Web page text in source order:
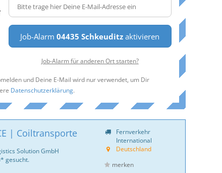
Job-Alarm04435 Schkeuditz aktivieren
Job-Alarm für anderen Ort starten?
und Deine E-Mail wird nur verwendet, um Dir
Datenschutzerklärung.
| Coiltransporte
Solution GmbH
gesucht.
Fernverkehr
International
Deutschland
merken